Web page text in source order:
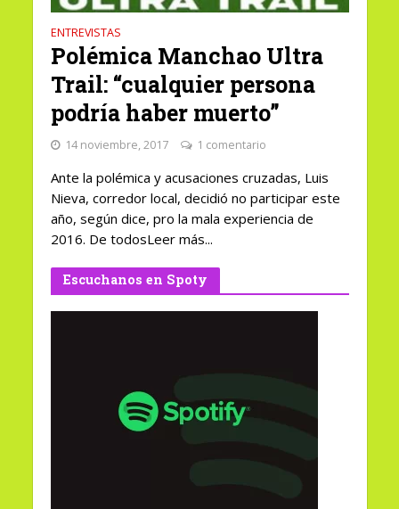
ENTREVISTAS
Polémica Manchao Ultra
Trail: “cualquier persona
podría haber muerto”
14 noviembre, 2017 1 comentario
Ante la polémica y acusaciones cruzadas, Luis
Nieva, corredor local, decidió no participar este
año, según dice, pro la mala experiencia de
2016. De todosLeer más...
Escuchanos en Spoty